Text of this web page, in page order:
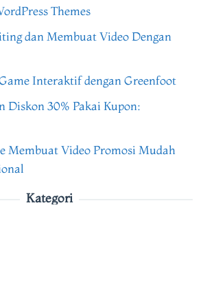
Themes
dan Membuat Video Dengan
Interaktif dengan Greenfoot
Diskon 30% Pakai Kupon:
Membuat Video Promosi Mudah
Kategori